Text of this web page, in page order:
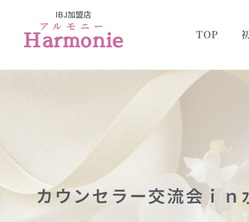
IBJ加盟店
アルモニー
Harmonie TOP
カウンセラー交流会ｉｎ